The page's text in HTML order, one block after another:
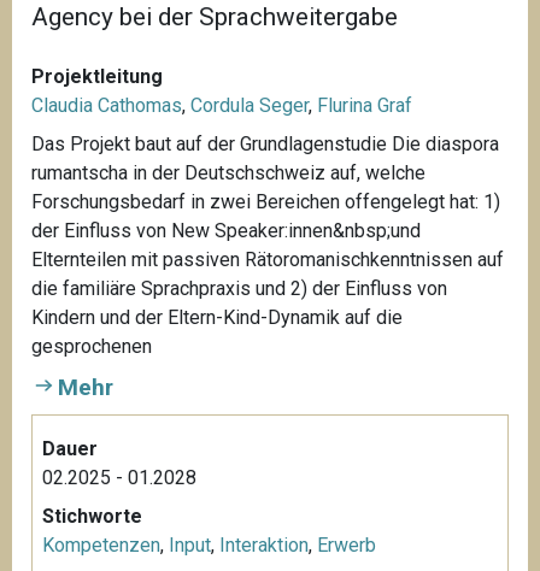
Agency bei der Sprachweitergabe
Projektleitung
Claudia Cathomas, Cordula Seger, Flurina Graf
Das Projekt baut auf der Grundlagenstudie Die diaspora
rumantscha in der Deutschschweiz auf, welche
Forschungsbedarf in zwei Bereichen offengelegt hat: 1)
der Einfluss von New Speaker:innen&nbsp;und
Elternteilen mit passiven Rätoromanischkenntnissen auf
die familiäre Sprachpraxis und 2) der Einfluss von
Kindern und der Eltern-Kind-Dynamik auf die
gesprochenen
Mehr
Dauer
02.2025 - 01.2028
Stichworte
Kompetenzen, Input, Interaktion, Erwerb